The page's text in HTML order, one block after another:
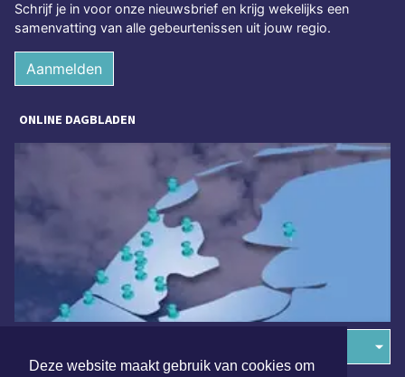
Deze website maakt gebruik van cookies om
Schrijf je in voor onze nieuwsbrief en krijg wekelijks een
samenvatting van alle gebeurtenissen uit jouw regio.
Aanmelden
ONLINE DAGBLADEN